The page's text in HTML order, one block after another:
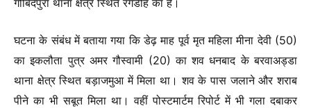
घटना के संबंध में बताया गया कि डेढ़ माह पूर्व मृत महिला मीना देवी (50)
का इकलौता पुत्र अमर गौस्वामी (20) का शव धनबाद के बरवाअड्डा
थाना क्षेत्र स्थित बड़ाजमुआ में मिला था। शव के पास जलाने और शराब
पीने का भी सबूत मिला था। वहीं पोस्टमार्टम रिपोर्ट में भी गला दबाकर